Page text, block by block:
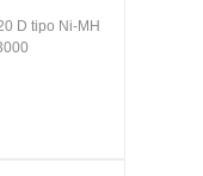
D tipo Ni-MH